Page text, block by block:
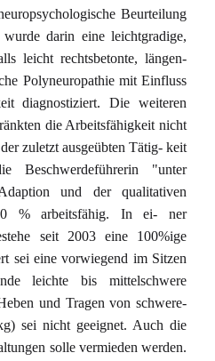
Beurteilung
darin eine leichtgradige,
leicht rechtsbetonte, längen-
Polyneuropathie mit Einfluss
diagnostiziert. Die weiteren
die Arbeitsfähigkeit nicht
zuletzt ausgeübten Tätig- keit
Beschwerdeführerin "unter
und der qualitativen
% arbeitsfähig. In ei- ner
seit 2003 eine 100%ige
sei eine vorwiegend im Sitzen
leichte bis mittelschwere
und Tragen von schwere-
sei nicht geeignet. Auch die
solle vermieden werden.